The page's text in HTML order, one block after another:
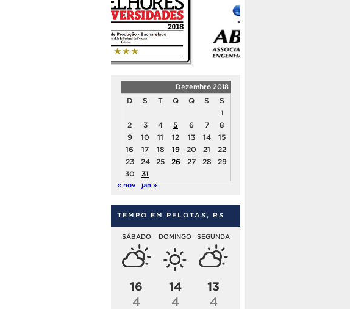
Dezembro 2018
D S T Q Q S
S
1
2
3 4 5 6 7
8
9
10 11 12 13 14
15
16
17 18 19 20 21
22
23
24 25 26 27 28
29
30
31
« nov jan »
TEMPO EM PELOTAS, RS
SÁBADO
16
4
DOMINGO
14
4
SEGUNDA
13
4